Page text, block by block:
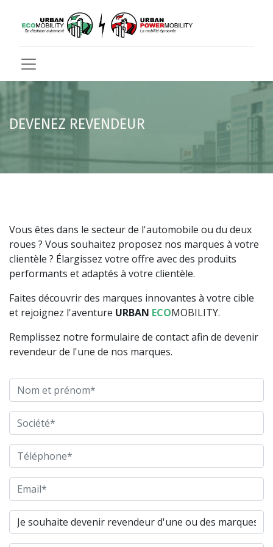
DEVENEZ REVENDEUR
Vous êtes dans le secteur de l'automobile ou du deux
roues ? Vous souhaitez proposez nos marques à votre
clientèle ? Élargissez votre offre avec des produits
performants et adaptés à votre clientèle.
Faites découvrir des marques innovantes à votre cible
et rejoignez l'aventure URBAN ECOMOBILITY.
Remplissez notre formulaire de contact afin de devenir
revendeur de l'une de nos marques.